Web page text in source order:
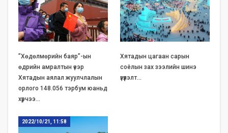
”Хөдөлмөрийн баяр”-ын
өдрийн амралтын үеэр
Хятадын аялал жуулчлалын
орлого 148.056 тэрбум юаньд
хүрчээ…
Хятадын цагаан сарын
соёлын зах зээлийн шинэ
үзүүлэлт…
2022/10/21, 11:58